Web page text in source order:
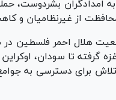
امدادگران بشردوست،
از غیرنظامیان و
هلال احمر فلسطین در
گرفته تا سودان،
برای دسترسی به